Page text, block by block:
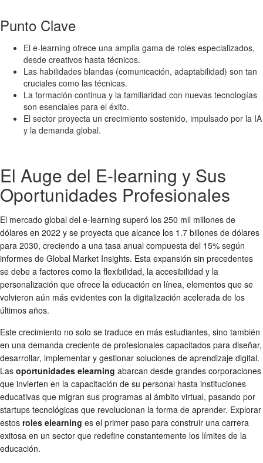
Punto Clave
El e-learning ofrece una amplia gama de roles especializados,
desde creativos hasta técnicos.
Las habilidades blandas (comunicación, adaptabilidad) son tan
cruciales como las técnicas.
La formación continua y la familiaridad con nuevas tecnologías
son esenciales para el éxito.
El sector proyecta un crecimiento sostenido, impulsado por la IA
y la demanda global.
El Auge del E-learning y Sus
Oportunidades Profesionales
El mercado global del e-learning superó los 250 mil millones de
dólares en 2022 y se proyecta que alcance los 1.7 billones de dólares
para 2030, creciendo a una tasa anual compuesta del 15% según
informes de Global Market Insights. Esta expansión sin precedentes
se debe a factores como la flexibilidad, la accesibilidad y la
personalización que ofrece la educación en línea, elementos que se
volvieron aún más evidentes con la digitalización acelerada de los
últimos años.
Este crecimiento no solo se traduce en más estudiantes, sino también
en una demanda creciente de profesionales capacitados para diseñar,
desarrollar, implementar y gestionar soluciones de aprendizaje digital.
Las oportunidades elearning abarcan desde grandes corporaciones
que invierten en la capacitación de su personal hasta instituciones
educativas que migran sus programas al ámbito virtual, pasando por
startups tecnológicas que revolucionan la forma de aprender. Explorar
estos roles elearning es el primer paso para construir una carrera
exitosa en un sector que redefine constantemente los límites de la
educación.